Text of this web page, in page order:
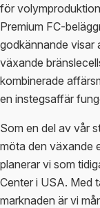
för
Premium FC-
godkännande visar
växande
kombinerade
en instegsaffär
Som en del av vår
möta den växande
planerar vi som
Center i USA. Med
marknaden är vi